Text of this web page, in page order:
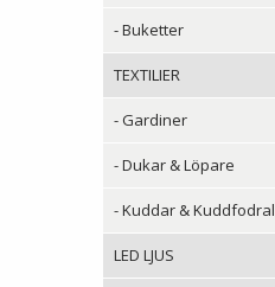
- Buketter
TEXTILIER
- Gardiner
- Dukar & Löpare
- Kuddar & Kuddfodral
LED LJUS